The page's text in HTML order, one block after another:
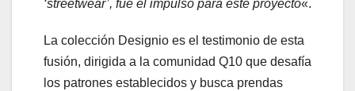
‘streetwear’, fue el impulso para este proyecto«.
La colección Designio es el testimonio de esta
fusión, dirigida a la comunidad Q10 que desafía
los patrones establecidos y busca prendas